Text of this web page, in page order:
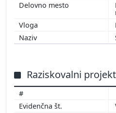
Raziskovalni